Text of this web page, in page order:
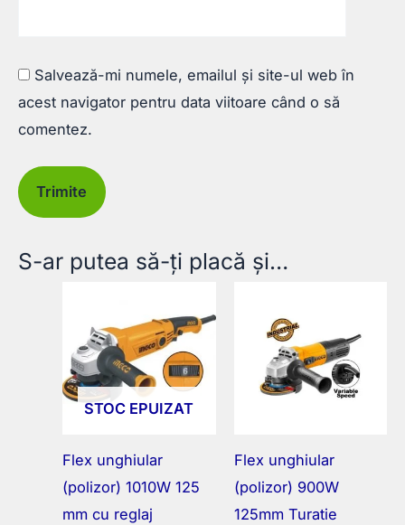
Salvează-mi numele, emailul și site-ul web în
acest navigator pentru data viitoare când o să
comentez.
S-ar putea să-ți placă și…
STOC EPUIZAT
Flex unghiular
(polizor) 1010W 125
mm cu reglaj
Flex unghiular
(polizor) 900W
125mm Turatie